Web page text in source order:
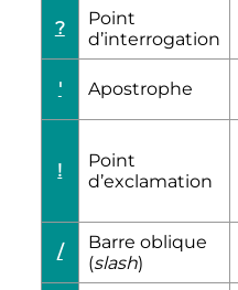
?
Point
d’interrogation
' Apostrophe
!
Point
d’exclamation
/
Barre oblique
(slash)